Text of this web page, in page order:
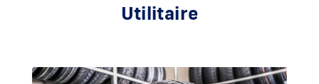
Utilitaire